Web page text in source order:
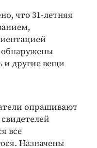
что 31-летняя
и другие вещи
опрашивают
все
Назначены